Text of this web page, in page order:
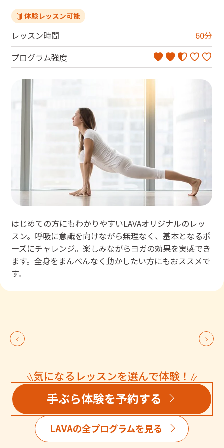
体験レッスン可能
レッスン時間 60分
プログラム強度
はじめての方にもわかりやすいLAVAオリジナルのレッ
スン。呼吸に意識を向けながら無理なく、基本となるポ
ーズにチャレンジ。楽しみながらヨガの効果を実感でき
ます。全身をまんべんなく動かしたい方にもおススメで
す。
気になるレッスンを選んで体験！
手ぶら体験を予約する
LAVAの全プログラムを見る